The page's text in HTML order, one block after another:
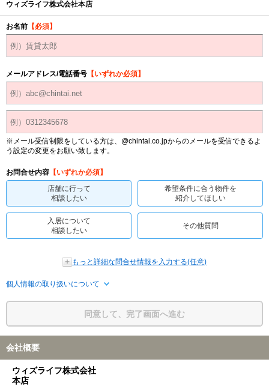
ウィズライフ株式会社本店
お名前 【必須】
メールアドレス/電話番号 【いずれか必須】
※メール受信制限をしている方は、@chintai.co.jpからのメールを受信できるよ
う設定の変更をお願い致します。
お問合せ内容 【いずれか必須】
店舗に行って
相談したい
希望条件に合う物件を
紹介してほしい
入居について
相談したい
その他質問
もっと詳細な問合せ情報を入力する(任意)
個人情報の取り扱いについて
同意して、完了画面へ進む
会社概要
ウィズライフ株式会社
本店